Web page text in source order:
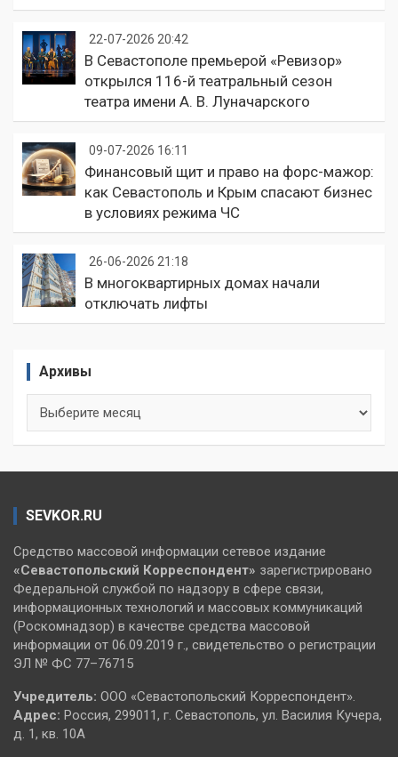
22-07-2026 20:42
В Севастополе премьерой «Ревизор»
открылся 116-й театральный сезон
театра имени А. В. Луначарского
09-07-2026 16:11
Финансовый щит и право на форс-мажор:
как Севастополь и Крым спасают бизнес
в условиях режима ЧС
26-06-2026 21:18
В многоквартирных домах начали
отключать лифты
Архивы
SEVKOR.RU
Средство массовой информации сетевое издание
«Севастопольский Корреспондент» зарегистрировано
Федеральной службой по надзору в сфере связи,
информационных технологий и массовых коммуникаций
(Роскомнадзор) в качестве средства массовой
информации от 06.09.2019 г., свидетельство о регистрации
ЭЛ № ФС 77–76715
Учредитель: ООО «Севастопольский Корреспондент».
Адрес: Россия, 299011, г. Севастополь, ул. Василия Кучера,
д. 1, кв. 10А